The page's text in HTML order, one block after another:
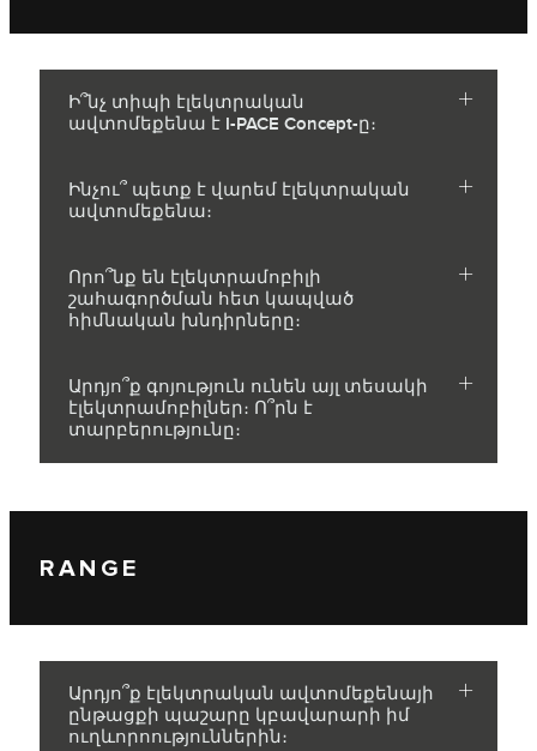
Ի՞նչ տիպի էլեկտրական
ավտոմեքենա է I-PACE Concept-ը։
Ինչու՞ պետք է վարեմ էլեկտրական
ավտոմեքենա։
Որո՞նք են էլեկտրամոբիլի
շահագործման հետ կապված
հիմնական խնդիրները։
Արդյո՞ք գոյություն ունեն այլ տեսակի
էլեկտրամոբիլներ։ Ո՞րն է
տարբերությունը։
RANGE
Արդյո՞ք էլեկտրական ավտոմեքենայի
ընթացքի պաշարը կբավարարի իմ
ուղևորոություններին։